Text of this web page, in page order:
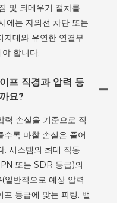
및 되메우기 절차를
에는 자외선 차단 또는
지대와 유연한 연결부
합니다.
프 직경과 압력 등
요?
력 손실을 기준으로 직
수록 마찰 손실은 줄어
. 시스템의 최대 작동
또는 SDR 등급)의
일반적으로 예상 압력
등급에 맞는 피팅, 밸